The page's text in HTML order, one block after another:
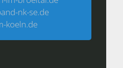
nk-se.de
koeln.de